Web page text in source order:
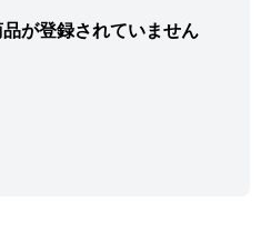
が登録されていません